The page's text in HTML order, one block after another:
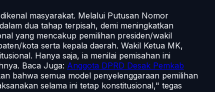
masyarakat. Melalui Putusan Nomor
dua tahap terpisah, demi meningkatkan
yang mencakup pemilihan presiden/wakil
kota serta kepala daerah. Wakil Ketua MK,
Hanya saja, ia menilai pemisahan ini
Baca Juga: Anggota DPRD Desak Pemkab
bahwa semua model penyelenggaraan pemilihan
selama ini tetap konstitusional," tegas